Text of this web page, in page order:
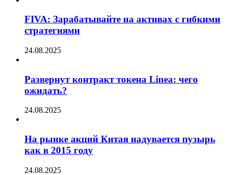
FIVA: Зарабатывайте на активах с гибкими
стратегиями
24.08.2025
Развернут контракт токена Linea: чего
ожидать?
24.08.2025
На рынке акций Китая надувается пузырь
как в 2015 году
24.08.2025